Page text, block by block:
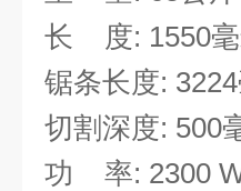
长
度: 1550
锯条长度: 3224
切割深度: 500
功
率: 2300